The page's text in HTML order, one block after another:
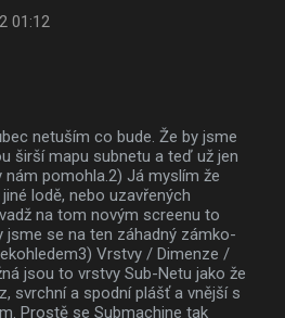
01:12
netuším co bude. Že by jsme
širší mapu subnetu a teď už jen
nám pomohla.2) Já myslím že
lodě, nebo uzavřených
na tom novým screenu to
jsme se na ten záhadný zámko-
Vrstvy / Dimenze /
jsou to vrstvy Sub-Netu jako že
svrchní a spodní plášť a vnější s
Prostě se Submachine tak